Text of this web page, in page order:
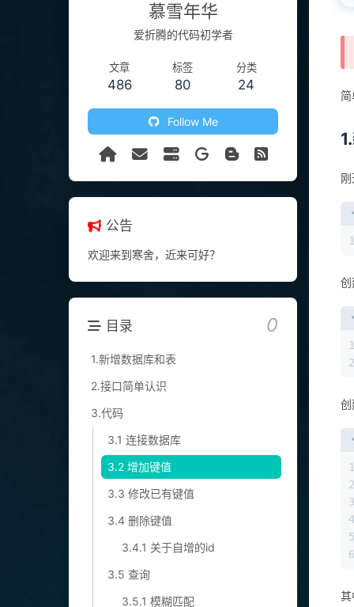
慕雪年华
爱折腾的代码初学者
文章
486
标签
80
分类
24
Follow Me
公告
欢迎来到寒舍，近来可好？
目录 0
1.新增数据库和表
2.接口简单认识
3.代码
3.1 连接数据库
3.2 增加键值
3.3 修改已有键值
3.4 删除键值
3.4.1 关于自增的id
3.5 查询
3.5.1 模糊匹配